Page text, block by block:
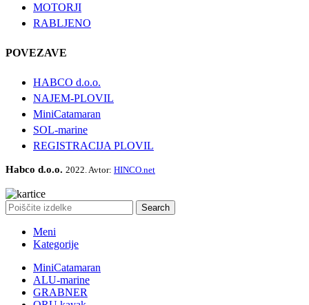
MOTORJI
RABLJENO
POVEZAVE
HABCO d.o.o.
NAJEM-PLOVIL
MiniCatamaran
SOL-marine
REGISTRACIJA PLOVIL
Habco d.o.o. 2022. Avtor: HINCO.net
Search
Meni
Kategorije
MiniCatamaran
ALU-marine
GRABNER